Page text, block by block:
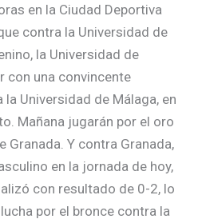
en la Ciudad Deportiva
contra la Universidad de
la Universidad de
con una convincente
Universidad de Málaga, en
Mañana jugarán por el oro
Granada. Y contra Granada,
en la jornada de hoy,
con resultado de 0-2, lo
por el bronce contra la